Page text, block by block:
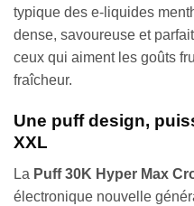
typique des e-liquides
dense, savoureuse et
ceux qui aiment les goûts
fraîcheur.
Une puff design,
XXL
La Puff 30K Hyper Max
électronique nouvelle